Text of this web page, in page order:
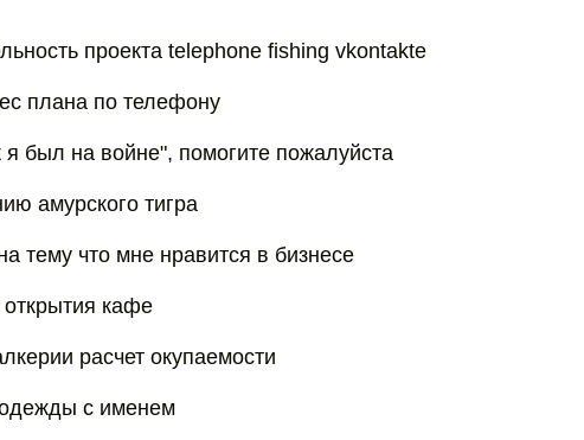
проекта telephone fishing vkontakte
плана по телефону
я был на войне", помогите пожалуйста
амурского тигра
тему что мне нравится в бизнесе
кафе
расчет окупаемости
с именем